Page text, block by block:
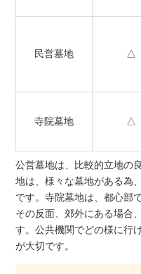
民営墓地 △
寺院墓地 △
公営墓地は、比較的立地の
地は、様々な墓地がある為
です。寺院墓地は、都心部
その反面、郊外にある場合
す。公共機関でどの様に行
が大切です。